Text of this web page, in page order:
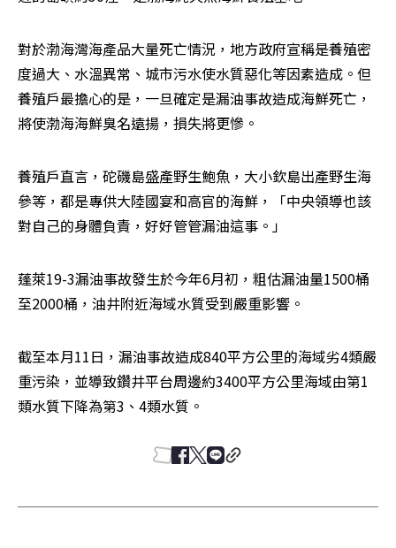
對於渤海灣海產品大量死亡情況，地方政府宣稱是養殖密
度過大、水溫異常、城市污水使水質惡化等因素造成。但
養殖戶最擔心的是，一旦確定是漏油事故造成海鮮死亡，
將使渤海海鮮臭名遠揚，損失將更慘。
養殖戶直言，砣磯島盛產野生鮑魚，大小欽島出產野生海
參等，都是專供大陸國宴和高官的海鮮，「中央領導也該
對自己的身體負責，好好管管漏油這事。」
蓬萊19-3漏油事故發生於今年6月初，粗估漏油量1500桶
至2000桶，油井附近海域水質受到嚴重影響。
截至本月11日，漏油事故造成840平方公里的海域劣4類嚴
重污染，並導致鑽井平台周邊約3400平方公里海域由第1
類水質下降為第3、4類水質。